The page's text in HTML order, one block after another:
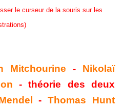
le curseur de la souris sur les
Mitchourine - Nikolaï
- théorie des deux
-Thomas Hunt